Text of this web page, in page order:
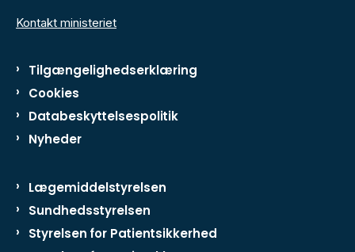
Kontakt ministeriet
Tilgængelighedserklæring
Cookies
Databeskyttelsespolitik
Nyheder
Lægemiddelstyrelsen
Sundhedsstyrelsen
Styrelsen for Patientsikkerhed